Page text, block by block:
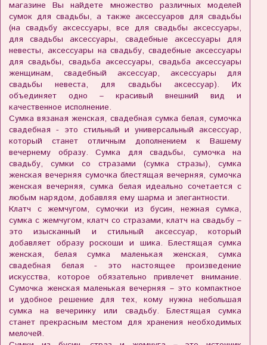
магазине Вы найдете множество различных моделей
сумок для свадьбы, а также аксессуаров для свадьбы
(на свадьбу аксессуары, все для свадьбы аксессуары,
для свадьбы аксессуары, свадебные аксессуары для
невесты, аксессуары на свадьбу, свадебные аксессуары
для свадьбы, свадьба аксессуары, свадьба аксессуары
женщинам, свадебный аксессуар, аксессуары для
свадьбы невеста, для свадьбы аксессуар). Их
объединяет одно – красивый внешний вид и
качественное исполнение.
Сумка вязаная женская, свадебная сумка белая, сумочка
свадебная - это стильный и универсальный аксессуар,
который станет отличным дополнением к Вашему
вечернему образу. Сумка для свадьбы, сумочка на
свадьбу, сумки со стразами (сумка стразы), сумка
женская вечерняя сумочка блестящая вечерняя, сумочка
женская вечерняя, сумка белая идеально сочетается с
любым нарядом, добавляя ему шарма и элегантности.
Клатч с жемчугом, сумочки из бусин, нежная сумка,
сумка с жемчугом, клатч со стразами, клатч на свадьбу –
это изысканный и стильный аксессуар, который
добавляет образу роскоши и шика. Блестящая сумка
женская, белая сумка маленькая женская, сумка
свадебная белая - это настоящее произведение
искусства, которое обязательно привлечет внимание.
Сумочка женская маленькая вечерняя – это компактное
и удобное решение для тех, кому нужна небольшая
сумка на вечеринку или свадьбу. Блестящая сумка
станет прекрасным местом для хранения необходимых
мелочей.